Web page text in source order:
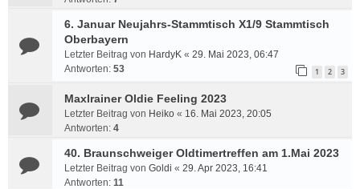
6. Januar Neujahrs-Stammtisch X1/9 Stammtisch
Oberbayern
Letzter Beitrag von HardyK « 29. Mai 2023, 06:47
Antworten: 53 1 2 3
Maxlrainer Oldie Feeling 2023
Letzter Beitrag von Heiko « 16. Mai 2023, 20:05
Antworten: 4
40. Braunschweiger Oldtimertreffen am 1.Mai 2023
Letzter Beitrag von Goldi « 29. Apr 2023, 16:41
Antworten: 11